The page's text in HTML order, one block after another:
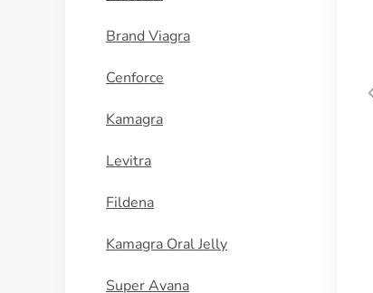
Brand Viagra
Cenforce
Kamagra
Levitra
Fildena
Kamagra Oral Jelly
Super Avana